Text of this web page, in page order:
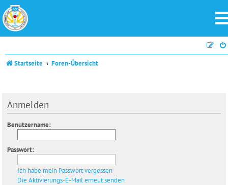
Startseite Foren-Übersicht
Anmelden
Benutzername:
Passwort:
Ich habe mein Passwort vergessen
Die Aktivierungs-E-Mail erneut senden